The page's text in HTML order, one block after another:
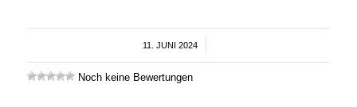
11. JUNI 2024
/
Noch keine Bewertungen